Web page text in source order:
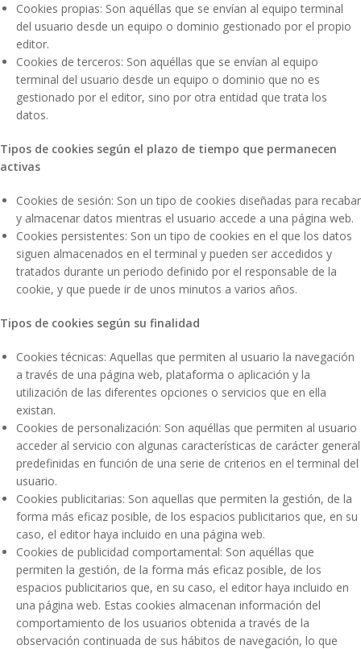
Cookies propias: Son aquéllas que se envían al equipo terminal
del usuario desde un equipo o dominio gestionado por el propio
editor.
Cookies de terceros: Son aquéllas que se envían al equipo
terminal del usuario desde un equipo o dominio que no es
gestionado por el editor, sino por otra entidad que trata los
datos.
Tipos de cookies según el plazo de tiempo que permanecen
activas
Cookies de sesión: Son un tipo de cookies diseñadas para recabar
y almacenar datos mientras el usuario accede a una página web.
Cookies persistentes: Son un tipo de cookies en el que los datos
siguen almacenados en el terminal y pueden ser accedidos y
tratados durante un periodo definido por el responsable de la
cookie, y que puede ir de unos minutos a varios años.
Tipos de cookies según su finalidad
Cookies técnicas: Aquellas que permiten al usuario la navegación
a través de una página web, plataforma o aplicación y la
utilización de las diferentes opciones o servicios que en ella
existan.
Cookies de personalización: Son aquéllas que permiten al usuario
acceder al servicio con algunas características de carácter general
predefinidas en función de una serie de criterios en el terminal del
usuario.
Cookies publicitarias: Son aquellas que permiten la gestión, de la
forma más eficaz posible, de los espacios publicitarios que, en su
caso, el editor haya incluido en una página web.
Cookies de publicidad comportamental: Son aquéllas que
permiten la gestión, de la forma más eficaz posible, de los
espacios publicitarios que, en su caso, el editor haya incluido en
una página web. Estas cookies almacenan información del
comportamiento de los usuarios obtenida a través de la
observación continuada de sus hábitos de navegación, lo que